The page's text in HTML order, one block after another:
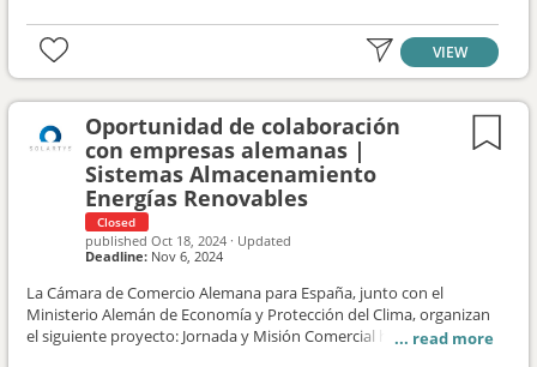
cuatro categorías: Gran empresa, Pyme y emprendedores/Start-
ups; Administración Pública, y Desarrollo del Talento Digital.VIEW
Oportunidad de colaboración
con empresas alemanas |
Sistemas Almacenamiento
Energías Renovables
Closed
published Oct 18, 2024 · Updated
Deadline: Nov 6, 2024
La Cámara de Comercio Alemana para España, junto con el
Ministerio Alemán de Economía y Protección del Clima, organizan
el siguiente proyecto: Jornada y Misión Comercial hispano-